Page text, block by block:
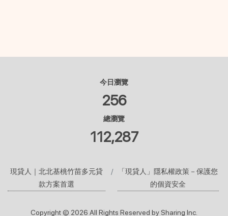
今日瀏覽
256
總瀏覽
112,287
現貸人｜北北基桃竹苗多元貸
款方案首選
「現貸人」隱私權政策－保護您
的個資安全
Copyright © 2026 All Rights Reserved by Sharing Inc.